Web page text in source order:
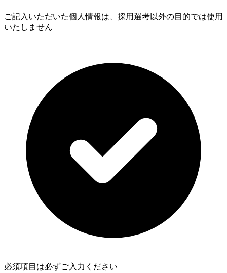
ご記入いただいた個人情報は、採用選考以外の目的では使用
いたしません
必須項目は必ずご入力ください